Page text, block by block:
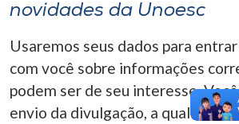
A-
novidades da Unoesc
Usaremos seus dados para
com você sobre informações
podem ser de seu interesse.
envio da divulgação, a qualquer